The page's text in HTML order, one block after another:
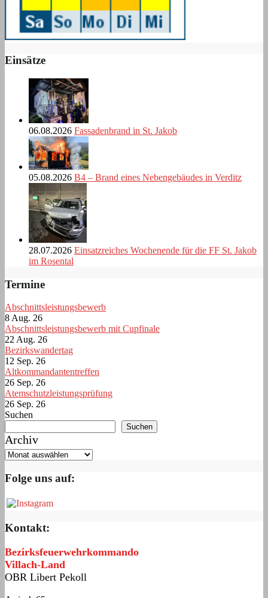
Einsätze
06.08.2026 Fassadenbrand in St. Jakob
05.08.2026 B4 – Brand eines Nebengebäudes in Verditz
28.07.2026 Einsatzreiches Wochenende für die FF St. Jakob
im Rosental
Termine
Abschnittsleistungsbewerb
8 Aug. 26
Abschnittsleistungsbewerb mit Cupfinale
22 Aug. 26
Bezirkswandertag
12 Sep. 26
Altkommandantentreffen
26 Sep. 26
Atemschutzleistungsprüfung
26 Sep. 26
Suchen
Suchen
Archiv
Folge uns auf:
Kontakt:
Bezirksfeuerwehrkommando
Villach-Land
OBR Libert Pekoll